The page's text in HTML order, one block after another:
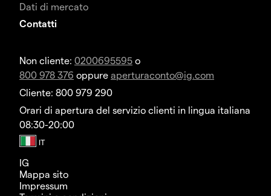
Dati di mercato
Contatti
Non cliente: 0200695595 o
800 978 376 oppure aperturaconto@ig.com
Cliente: 800 979 290
Orari di apertura del servizio clienti in lingua italiana
08:30-20:00
IG
Mappa sito
Impressum